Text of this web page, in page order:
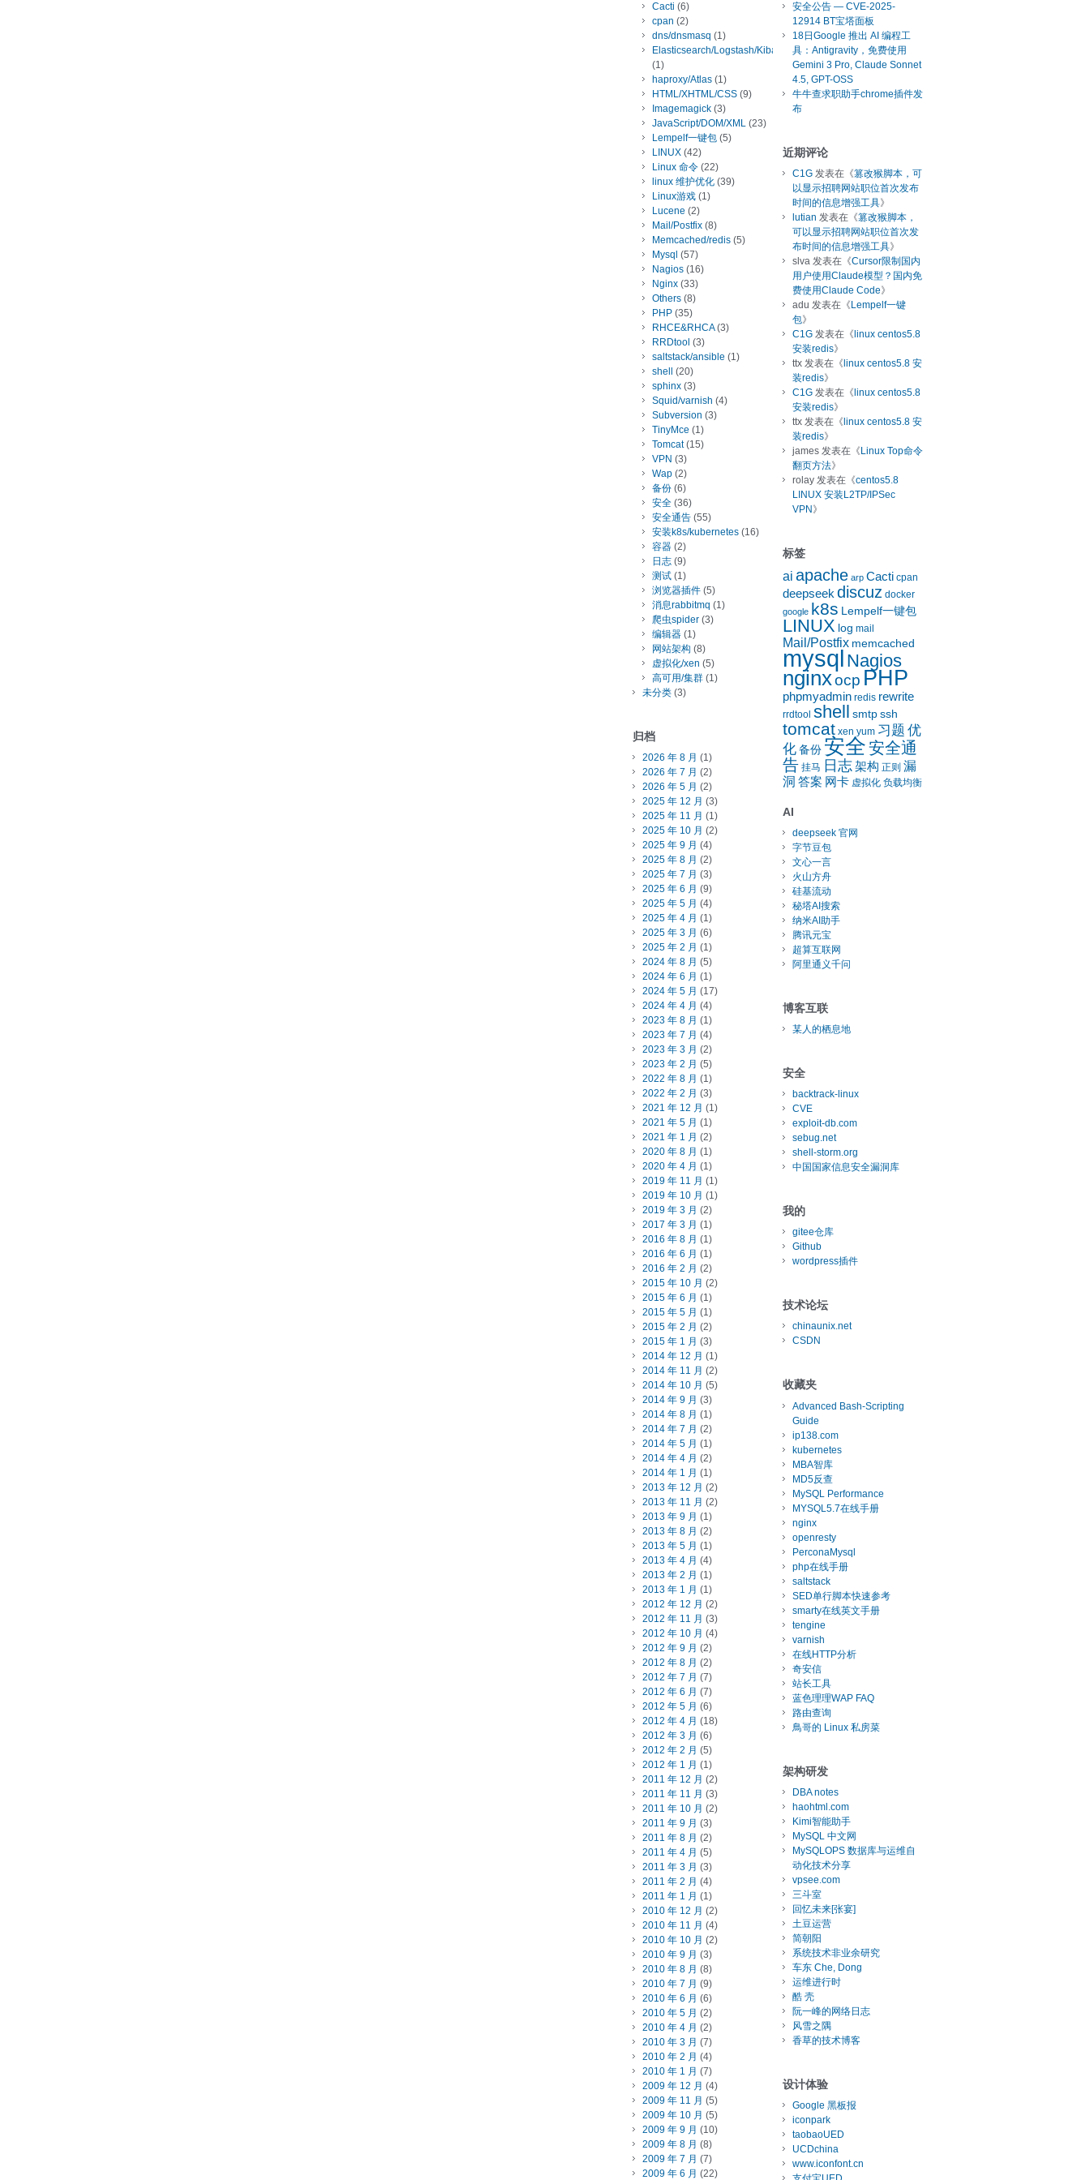
Cacti (6)
cpan (2)
dns/dnsmasq (1)
Elasticsearch/Logstash/Kibana
(1)
haproxy/Atlas (1)
HTML/XHTML/CSS (9)
Imagemagick (3)
JavaScript/DOM/XML (23)
Lempelf一键包 (5)
LINUX (42)
Linux 命令 (22)
linux 维护优化 (39)
Linux游戏 (1)
Lucene (2)
Mail/Postfix (8)
Memcached/redis (5)
Mysql (57)
Nagios (16)
Nginx (33)
Others (8)
PHP (35)
RHCE&RHCA(3)
RRDtool (3)
saltstack/ansible (1)
shell
(20)
sphinx (3)
Squid/varnish (4)
Subversion (3)
TinyMce (1)
Tomcat(15)
VPN (3)
Wap (2)
备份 (6)
安全 (36)
安全通告 (55)
安装k8s/kubernetes (16)
容器 (2)
日志 (9)
测试 (1)
浏览器插件 (5)
消息rabbitmq (1)
爬虫spider (3)
编辑器 (1)
网站架构 (8)
虚拟化/xen (5)
高可用/集群 (1)
未分类 (3)
归档
2026 年 8 月 (1)
2026 年 7 月 (2)
2026 年 5 月 (2)
2025 年 12 月 (3)
2025 年 11 月 (1)
2025 年 10 月 (2)
2025 年 9 月 (4)
2025 年 8 月 (2)
2025 年 7 月 (3)
2025 年 6 月 (9)
2025 年 5 月 (4)
2025 年 4 月 (1)
2025 年 3 月 (6)
2025 年 2 月 (1)
2024 年 8 月 (5)
2024 年 6 月 (1)
2024 年 5 月 (17)
2024 年 4 月 (4)
2023 年 8 月 (1)
2023 年 7 月 (4)
2023 年 3 月 (2)
2023 年 2 月 (5)
2022 年 8 月 (1)
2022 年 2 月 (3)
2021 年 12 月 (1)
2021 年 5 月 (1)
2021 年 1 月 (2)
2020 年 8 月 (1)
2020 年 4 月 (1)
2019 年 11 月 (1)
2019 年 10 月 (1)
2019 年 3 月 (2)
2017 年 3 月 (1)
2016 年 8 月 (1)
2016 年 6 月 (1)
2016 年 2 月 (2)
2015 年 10 月 (2)
2015 年 6 月 (1)
2015 年 5 月 (1)
2015 年 2 月 (2)
2015 年 1 月 (3)
2014 年 12 月 (1)
2014 年 11 月 (2)
2014 年 10 月 (5)
2014 年 9 月 (3)
2014 年 8 月 (1)
2014 年 7 月 (2)
2014 年 5 月 (1)
2014 年 4 月 (2)
2014 年 1 月 (1)
2013 年 12 月 (2)
2013 年 11 月 (2)
2013 年 9 月 (1)
2013 年 8 月 (2)
2013 年 5 月 (1)
2013 年 4 月 (4)
2013 年 2 月 (1)
2013 年 1 月 (1)
2012 年 12 月 (2)
2012 年 11 月 (3)
2012 年 10 月 (4)
2012 年 9 月 (2)
2012 年 8 月 (2)
2012 年 7 月 (7)
2012 年 6 月 (7)
2012 年 5 月 (6)
2012 年 4 月 (18)
2012 年 3 月 (6)
2012 年 2 月 (5)
2012 年 1 月 (1)
2011 年 12 月 (2)
2011 年 11 月 (3)
2011 年 10 月 (2)
2011 年 9 月 (3)
2011 年 8 月 (2)
2011 年 4 月 (5)
2011 年 3 月 (3)
2011 年 2 月 (4)
2011 年 1 月 (1)
2010 年 12 月 (2)
2010 年 11 月 (4)
2010 年 10 月 (2)
2010 年 9 月 (3)
2010 年 8 月 (8)
2010 年 7 月 (9)
2010 年 6 月 (6)
2010 年 5 月 (2)
2010 年 4 月 (2)
2010 年 3 月 (7)
2010 年 2 月 (4)
2010 年 1 月 (7)
2009 年 12 月 (4)
2009 年 11 月 (5)
2009 年 10 月 (5)
2009 年 9 月 (10)
2009 年 8 月 (8)
2009 年 7 月 (7)
2009 年 6 月 (22)
安全公告 — CVE-2025-
12914 BT宝塔面板
18日Google 推出 AI 编程工
具：Antigravity，免费使用
Gemini 3 Pro, Claude Sonnet
4.5, GPT-OSS
牛牛查求职助手chrome插件发
布
近期评论
C1G 发表在《篡改猴脚本，可
以显示招聘网站职位首次发布
时间的信息增强工具》
lutian 发表在《篡改猴脚本，
可以显示招聘网站职位首次发
布时间的信息增强工具》
slva 发表在《Cursor限制国内
用户使用Claude模型？国内免
费使用Claude Code》
adu 发表在《 Lempelf一键
包》
C1G 发表在《 linux centos5.8
安装redis》
ttx 发表在《 linux centos5.8 安
装redis》
C1G 发表在《 linux centos5.8
安装redis》
ttx 发表在《 linux centos5.8 安
装redis》
james 发表在《 Linux Top命令
翻页方法》
rolay 发表在《centos5.8
LINUX 安装L2TP/IPSec
VPN 》
标签
ai apache arp Cacti cpan
deepseek discuz docker
google k8s Lempelf一键包
LINUX log mail
Mail/Postfix memcached
mysql Nagios
nginxocp PHP
phpmyadmin redis rewrite
rrdtool shell smtp ssh
tomcat xen yum 习题 优
化 备份 安全安全通
告 挂马 日志架构 正则 漏
洞 答案 网卡 虚拟化 负载均衡
AI
deepseek 官网
字节豆包
文心一言
火山方舟
硅基流动
秘塔AI搜索
纳米AI助手
腾讯元宝
超算互联网
阿里通义千问
博客互联
某人的栖息地
安全
backtrack-linux
CVE
exploit-db.com
sebug.net
shell-storm.org
中国国家信息安全漏洞库
我的
gitee仓库
Github
wordpress插件
技术论坛
chinaunix.net
CSDN
收藏夹
Advanced Bash-Scripting
Guide
ip138.com
kubernetes
MBA智库
MD5反查
MySQL Performance
MYSQL5.7在线手册
nginx
openresty
PerconaMysql
php在线手册
saltstack
SED单行脚本快速参考
smarty在线英文手册
tengine
varnish
在线HTTP分析
奇安信
站长工具
蓝色理理WAP FAQ
路由查询
鳥哥的 Linux 私房菜
架构研发
DBA notes
haohtml.com
Kimi智能助手
MySQL 中文网
MySQLOPS 数据库与运维自
动化技术分享
vpsee.com
三斗室
回忆未来[张宴]
土豆运营
简朝阳
系统技术非业余研究
车东 Che, Dong
运维进行时
酷 壳
阮一峰的网络日志
风雪之隅
香草的技术博客
设计体验
Google 黑板报
iconpark
taobaoUED
UCDchina
www.iconfont.cn